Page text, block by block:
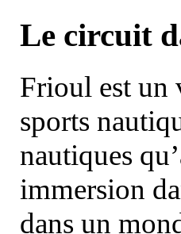
Le circuit
Frioul est un
sports
nautiques
immersion
dans un